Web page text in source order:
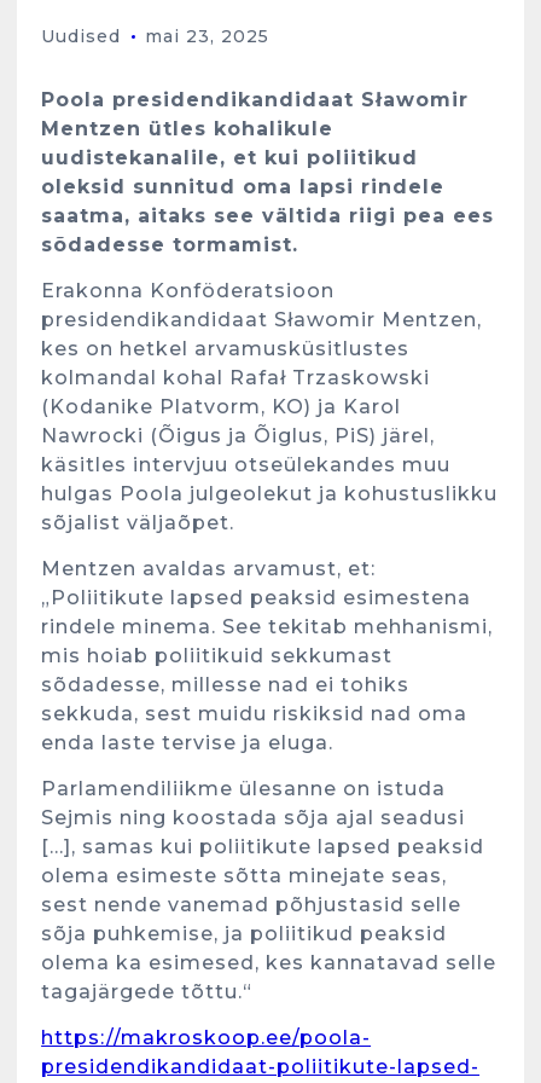
Uudised mai 23, 2025
Poola presidendikandidaat Sławomir
Mentzen ütles kohalikule
uudistekanalile, et kui poliitikud
oleksid sunnitud oma lapsi rindele
saatma, aitaks see vältida riigi pea ees
sõdadesse tormamist.
Erakonna Konföderatsioon
presidendikandidaat Sławomir Mentzen,
kes on hetkel arvamusküsitlustes
kolmandal kohal Rafał Trzaskowski
(Kodanike Platvorm, KO) ja Karol
Nawrocki (Õigus ja Õiglus, PiS) järel,
käsitles intervjuu otseülekandes muu
hulgas Poola julgeolekut ja kohustuslikku
sõjalist väljaõpet.
Mentzen avaldas arvamust, et:
„Poliitikute lapsed peaksid esimestena
rindele minema. See tekitab mehhanismi,
mis hoiab poliitikuid sekkumast
sõdadesse, millesse nad ei tohiks
sekkuda, sest muidu riskiksid nad oma
enda laste tervise ja eluga.
Parlamendiliikme ülesanne on istuda
Sejmis ning koostada sõja ajal seadusi
[…], samas kui poliitikute lapsed peaksid
olema esimeste sõtta minejate seas,
sest nende vanemad põhjustasid selle
sõja puhkemise, ja poliitikud peaksid
olema ka esimesed, kes kannatavad selle
tagajärgede tõttu.“
https://makroskoop.ee/poola-
presidendikandidaat-poliitikute-lapsed-
Kunglarahva Turuplats